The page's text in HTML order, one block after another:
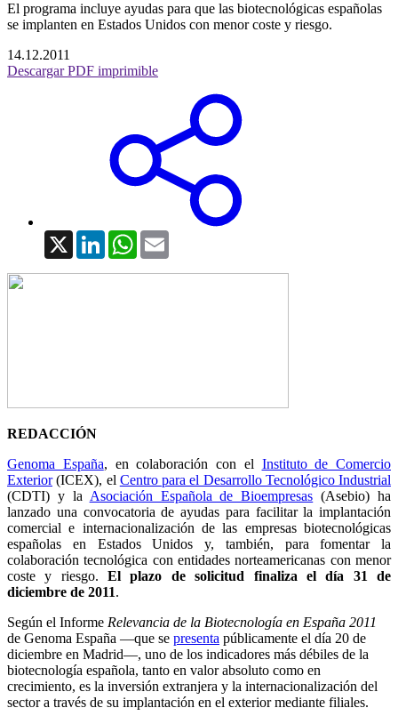
El programa incluye ayudas para que las biotecnológicas españolas
se implanten en Estados Unidos con menor coste y riesgo.
14.12.2011
Descargar PDF imprimible
X LinkedInWhatsApp
REDACCIÓN
Genoma España, en colaboración con el Instituto de Comercio
Exterior(ICEX), el Centro para el Desarrollo Tecnológico Industrial
(CDTI) y la Asociación Española de Bioempresas (Asebio) ha
lanzado una convocatoria de ayudas para facilitar la implantación
comercial e internacionalización de las empresas biotecnológicas
españolas en Estados Unidos y, también, para fomentar la
colaboración tecnológica con entidades norteamericanas con menor
coste y riesgo.El plazo de solicitud finaliza el día 31 de
diciembre de 2011.
Según el Informe Relevancia de la Biotecnología en España 2011
de Genoma España —que se presenta públicamente el día 20 de
diciembre en Madrid—, uno de los indicadores más débiles de la
biotecnología española, tanto en valor absoluto como en
crecimiento, es la inversión extranjera y la internacionalización del
sector a través de su implantación en el exterior mediante filiales.